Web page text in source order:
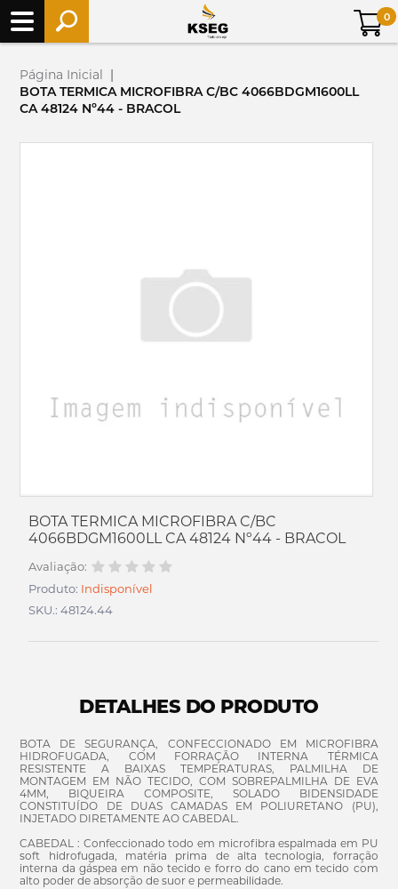
0
Página Inicial |
BOTA TERMICA MICROFIBRA C/BC 4066BDGM1600LL
CA 48124 Nº44 - BRACOL
BOTA TERMICA MICROFIBRA C/BC
4066BDGM1600LL CA 48124 Nº44 - BRACOL
Avaliação:
Produto: Indisponível
SKU.: 48124.44
DETALHES DO PRODUTO
BOTA DE SEGURANÇA, CONFECCIONADO EM MICROFIBRA
HIDROFUGADA, COM FORRAÇÃO INTERNA TÉRMICA
RESISTENTE A BAIXAS TEMPERATURAS, PALMILHA DE
MONTAGEM EM NÃO TECIDO, COM SOBREPALMILHA DE EVA
4MM, BIQUEIRA COMPOSITE, SOLADO BIDENSIDADE
CONSTITUÍDO DE DUAS CAMADAS EM POLIURETANO (PU),
INJETADO DIRETAMENTE AO CABEDAL.
CABEDAL : Confeccionado todo em microfibra espalmada em PU
soft hidrofugada, matéria prima de alta tecnologia, forração
interna da gáspea em não tecido e forro do cano em tecido com
alto poder de absorção de suor e permeabilidade.